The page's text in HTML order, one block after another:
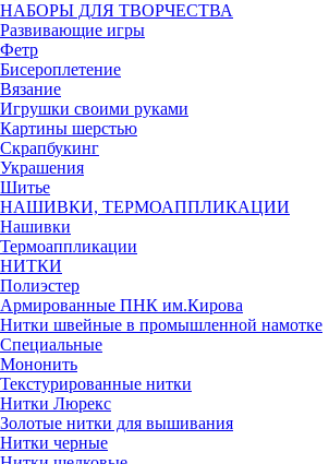
НАБОРЫ ДЛЯ ТВОРЧЕСТВА
Развивающие игры
Фетр
Бисероплетение
Вязание
Игрушки своими руками
Картины шерстью
Скрапбукинг
Украшения
Шитье
НАШИВКИ, ТЕРМОАППЛИКАЦИИ
Нашивки
Термоаппликации
НИТКИ
Полиэстер
Армированные ПНК им.Кирова
Нитки швейные в промышленной намотке
Специальные
Мононить
Текстурированные нитки
Нитки Люрекс
Золотые нитки для вышивания
Нитки черные